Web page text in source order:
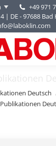
+49 971
| DE - 97688 Bad
Deutsch